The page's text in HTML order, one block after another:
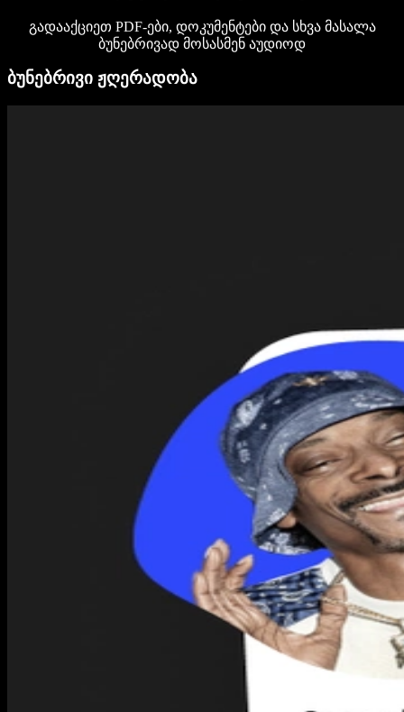
გადააქციეთ PDF-ები, დოკუმენტები და სხვა მასალა
ბუნებრივად მოსასმენ აუდიოდ
ბუნებრივი ჟღერადობა